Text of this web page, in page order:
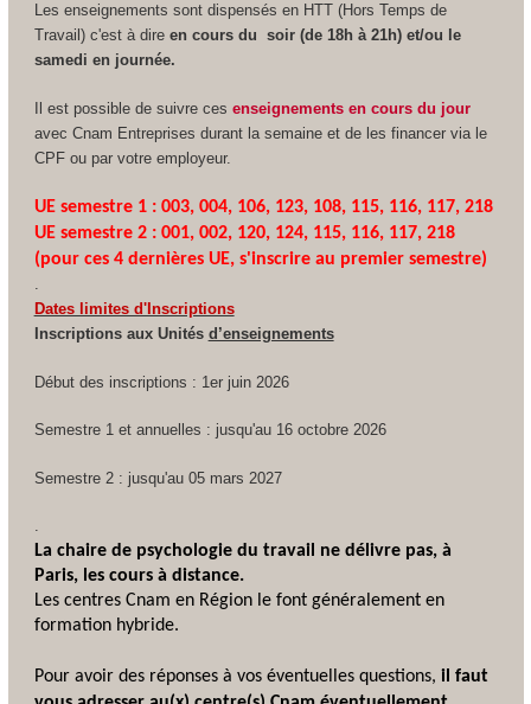
Les enseignements sont dispensés en HTT(Hors Temps de
Travail) c'est à dire en cours du soir (de 18h à 21h) et/ou le
samedi en journée.
Il est possible de suivre ces enseignements en cours du jour
avec Cnam Entreprises durant la semaine et de les financer via le
CPFou par votre employeur.
UE semestre 1 : 003, 004, 106, 123, 108, 115, 116, 117, 218
UE semestre 2 : 001, 002, 120, 124, 115, 116, 117, 218
(pour ces 4 dernières UE, s'inscrire au premier semestre)
.
Dates limites d'Inscriptions
Inscriptions aux Unités d’enseignements
Début des inscriptions : 1er juin 2026
Semestre 1 et annuelles : jusqu'au 16 octobre 2026
Semestre 2 : jusqu'au 05 mars 2027
.
La chaire de psychologie du travail ne délivre pas, à
Paris, les cours à distance.
Les centres Cnam en Région le font généralement en
formation hybride.
Pour avoir des réponses à vos éventuelles questions, il faut